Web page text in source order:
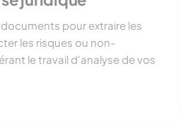
pour extraire les
les risques ou non-
le travail d'analyse de vos